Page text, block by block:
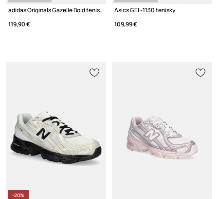
adidas Originals Gazelle Bold tenisky dámske kožené
119,90 €
Asics GEL-1130 tenisky
109,99 €
-20%